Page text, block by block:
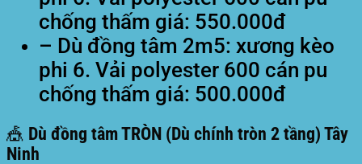
chống thấm giá: 550.000đ
– Dù đồng tâm 2m5: xương kèo
phi 6. Vải polyester 600 cán pu
chống thấm giá: 500.000đ
🎪 Dù đồng tâm TRÒN (Dù chính tròn 2 tầng) Tây
Ninh